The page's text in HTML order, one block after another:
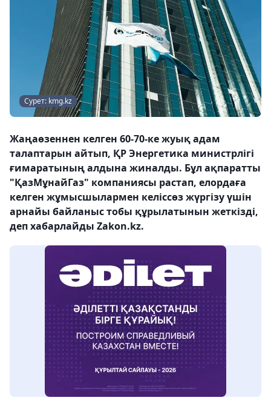
Сурет: kmg.kz
Жаңаөзеннен келген 60-70-ке жуық адам
талаптарын айтып, ҚР Энергетика министрлігі
ғимаратының алдына жиналды. Бұл ақпаратты
"ҚазМұнайГаз" компаниясы растап, елордаға
келген жұмысшылармен келіссөз жүргізу үшін
арнайы байланыс тобы құрылатынын жеткізді,
деп хабарлайды Zakon.kz.